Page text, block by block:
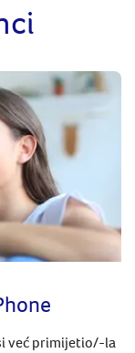
već primijetio/-la